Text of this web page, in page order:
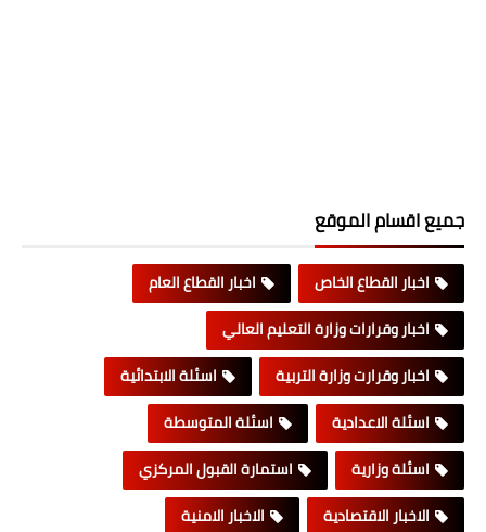
جميع اقسام الموقع
اخبار القطاع الخاص
اخبار القطاع العام
اخبار وقرارات وزارة التعليم العالي
اخبار وقرارت وزارة التربية
اسئلة الابتدائية
اسئلة الاعدادية
اسئلة المتوسطة
اسئلة وزارية
استمارة القبول المركزي
الاخبار الاقتصادية
الاخبار الامنية